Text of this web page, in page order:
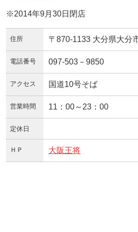
※2014年9月30日閉店
住所 〒870-1133 大分県大分
電話番号 097-503－9850
アクセス 国道10号そば
営業時間 11：00～23：00
定休日
ＨＰ 大阪王将